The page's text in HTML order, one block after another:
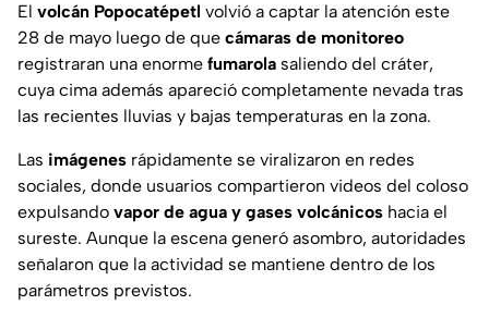
El volcán Popocatépetl volvió a captar la atención este
28 de mayo luego de que cámaras de monitoreo
registraran una enorme fumarola saliendo del cráter,
cuya cima además apareció completamente nevada tras
las recientes lluvias y bajas temperaturas en la zona.
Las imágenes rápidamente se viralizaron en redes
sociales, donde usuarios compartieron videos del coloso
expulsando vapor de agua y gases volcánicos hacia el
sureste. Aunque la escena generó asombro, autoridades
señalaron que la actividad se mantiene dentro de los
parámetros previstos.